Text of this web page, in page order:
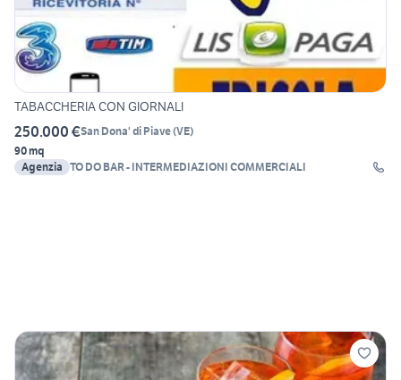
TABACCHERIA CON GIORNALI
250.000 €San Dona' di Piave(VE)
90 mq
Agenzia TO DO BAR - INTERMEDIAZIONI COMMERCIALI